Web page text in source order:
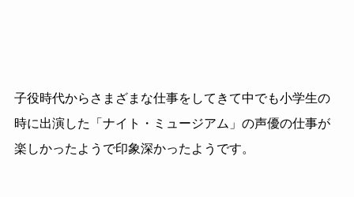
子役時代からさまざまな仕事をしてきて中でも小学生の
時に出演した「ナイト・ミュージアム」の声優の仕事が
楽しかったようで印象深かったようです。